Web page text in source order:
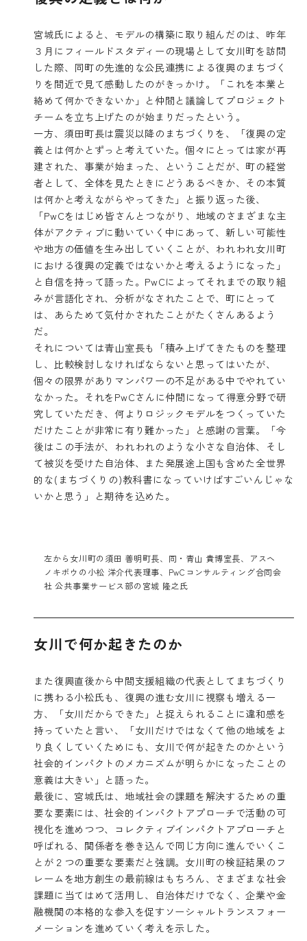
宮城氏によると、モデルの構築に取り組んだのは、昨年
３月にフィールドスタディーの現場として女川町を訪問
した際、同町の先進的な公民連携による復興のまちづく
りを間近で見て感動したのがきっかけ。「これを本業と
絡めて何かできないか」と仲間と議論してプロジェクト
チームを立ち上げたのが始まりだったという。
一方、須田町長は震災以降のまちづくりを、「復興の定
義とは何かとずっと考えていた。個々にとっては家が再
建された、事業が始まった、ということだが、町の経営
者として、全体を見たときにどうあるべきか、その本質
は何かと考えながらやってきた」と振り返った後、
「PwCをはじめ皆さんとつながり、地域のさまざまな主
体がアクティブに動いていく中にあって、新しい可能性
や地方の価値を生み出していくことが、われわれ女川町
における復興の定義ではないかと考えるようになった」
と自信を持って語った。PwCによってそれまでの取り組
みが言語化され、分析がなされたことで、町にとって
は、あらためて気付かされたことがたくさんあるよう
だ。
それについては青山室長も「積み上げてきたものを整理
し、比較検討しなければならないと思ってはいたが、
個々の限界がありマンパワーの不足がある中でやれてい
なかった。それをPwCさんに仲間になって得意分野で研
究していただき、何よりロジックモデルをつくっていた
だけたことが非常に有り難かった」と感謝の言葉。「今
後はこの手法が、われわれのような小さな自治体、そし
て被災を受けた自治体、また発展途上国も含めた全世界
的な(まちづくりの)教科書になっていけばすごいんじゃな
いかと思う」と期待を込めた。
左から女川町の須田 善明町長、同・青山 貴博室長、アスヘ
ノキボウの小松 洋介代表理事、PwCコンサルティング合同会
社 公共事業サービス部の宮城 隆之氏
女川で何か起きたのか
また復興直後から中間支援組織の代表としてまちづくり
に携わる小松氏も、復興の進む女川に視察も増える一
方、「女川だからできた」と捉えられることに違和感を
持っていたと言い、「女川だけではなくて他の地域をよ
り良くしていくためにも、女川で何が起きたのかという
社会的インパクトのメカニズムが明らかになったことの
意義は大きい」と語った。
最後に、宮城氏は、地域社会の課題を解決するための重
要な要素には、社会的インパクトアプローチで活動の可
視化を進めつつ、コレクティブインパクトアプローチと
呼ばれる、関係者を巻き込んで同じ方向に進んでいくこ
とが２つの重要な要素だと強調。女川町の検証結果のフ
レームを地方創生の最前線はもちろん、さまざまな社会
課題に当てはめて活用し、自治体だけでなく、企業や金
融機関の本格的な参入を促すソーシャルトランスフォー
メーションを進めていく考えを示した。